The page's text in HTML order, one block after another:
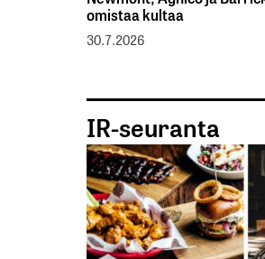
omistaa kultaa
30.7.2026
IR-seuranta